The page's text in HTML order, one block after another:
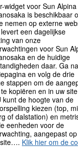
widget voor Sun Alpina
is beschikbaar
nemen op externe
een dagelijkse
van onze
voor Sun
en de huidige
daar. Ga
en volg de drie
stappen om de
kopiëren en in uw
kunt de hoogte van de
kiezen (top,
of dalstation) en
eenheden voor de
aangepast
Klik hier om de